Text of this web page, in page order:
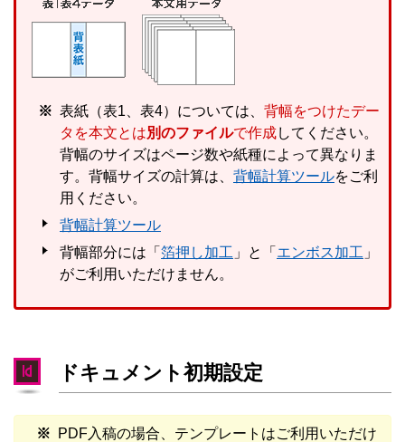
表紙（表1、表4）については、 背幅をつけたデー
タを本文とは別のファイルで作成してください。
背幅のサイズはページ数や紙種によって異なりま
す。背幅サイズの計算は、 背幅計算ツールをご利
用ください。
背幅計算ツール
背幅部分には「 箔押し加工 」と「 エンボス加工 」
がご利用いただけません。
ドキュメント初期設定
PDF入稿の場合、テンプレートはご利用いただけ